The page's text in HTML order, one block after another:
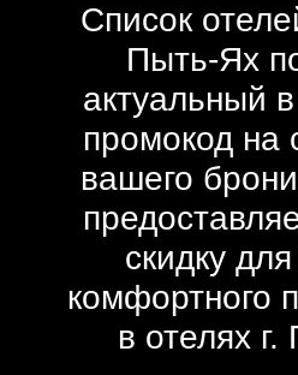
Список
Пыть-Ях
актуальный
промокод на
вашего
скидку
комфортного
в отелях